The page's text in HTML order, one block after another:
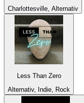
Charlottesville, Alternativ
Less Than Zero
Alternativ, Indie, Rock